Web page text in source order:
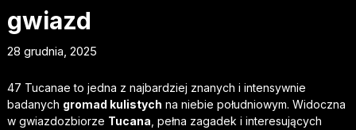
gwiazd
28 grudnia, 2025
47 Tucanae to jedna z najbardziej znanych i intensywnie
badanych gromad kulistych na niebie południowym. Widoczna
w gwiazdozbiorze Tucana , pełna zagadek i interesujących